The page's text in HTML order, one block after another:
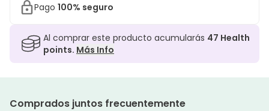
Pago 100% seguro
Al comprar este producto acumularás 47 Health
points. Más Info
Comprados juntos frecuentemente